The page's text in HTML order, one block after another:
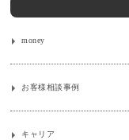
money
お客様相談事例
キャリア